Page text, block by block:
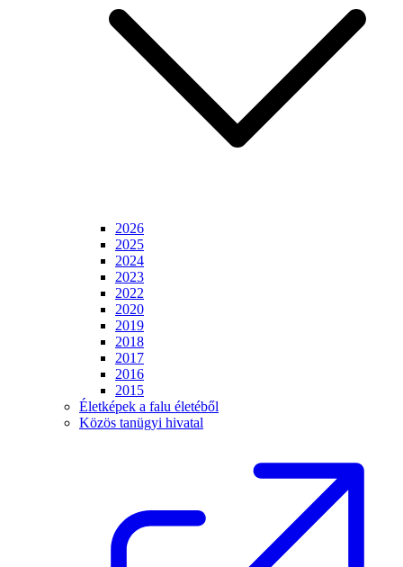
2026
2025
2024
2023
2022
2020
2019
2018
2017
2016
2015
Életképek a falu életéből
Közös tanügyi hivatal